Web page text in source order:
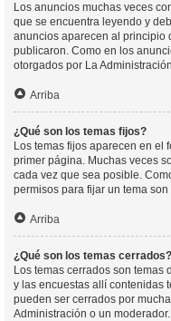
Los anuncios muchas veces
que se encuentra leyendo y
anuncios aparecen al principio
publicaron. Como en los
otorgados por La
Arriba
¿Qué son los temas fijos?
Los temas fijos aparecen en el
primer página. Muchas veces
cada vez que sea posible.
permisos para fijar un tema
Arriba
¿Qué son los temas cerrados?
Los temas cerrados son
y las encuestas allí contenidas
pueden ser cerrados por
Administración o un